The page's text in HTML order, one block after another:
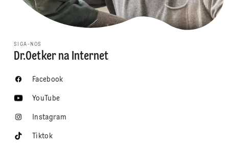
SIGA-NOS
Dr.Oetker na Internet
Facebook
YouTube
Instagram
Tiktok